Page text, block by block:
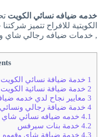
خدمه ضيافه نسائي الكويت
الكويتية للافراح تتميز
, خدمات ضيافه رجالي شاي
1 خدمة ضيافة نسائي الكويت
2خدمة ضيافة نسائية الكويت
3معايير نجاح لدي خدمه
4خدمة ضيافة رجالي
4.1خدمه ضيافه نسائي شاي
4.2خدمة بنات سيرفس
4.3خدمة ضيافة شاي وقهوه